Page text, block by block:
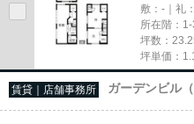
敷：-｜礼
所在階：
坪数：
坪単価：
賃貸｜店舗事務所 ガーデンビル